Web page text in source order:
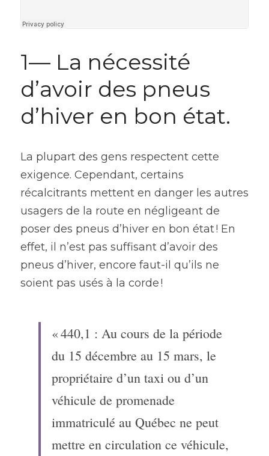
1— La nécessité
d’avoir des pneus
d’hiver en bon état.
La plupart des gens respectent cette
exigence. Cependant, certains
récalcitrants mettent en danger les autres
usagers de la route en négligeant de
poser des pneus d’hiver en bon état ! En
effet, il n’est pas suffisant d’avoir des
pneus d’hiver, encore faut-il qu’ils ne
soient pas usés à la corde !
« 440,1 : Au cours de la période
du 15 décembre au 15 mars, le
propriétaire d’un taxi ou d’un
véhicule de promenade
immatriculé au Québec ne peut
mettre en circulation ce véhicule,